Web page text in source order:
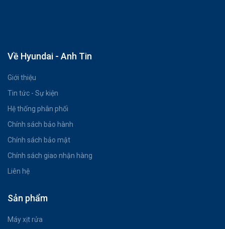
Về Hyundai - Anh Tin
Giới thiệu
Tin tức - Sự kiện
Hệ thống phân phối
Chính sách bảo hành
Chính sách bảo mật
Chính sách giao nhận hàng
Liên hệ
Sản phẩm
Máy xịt rửa